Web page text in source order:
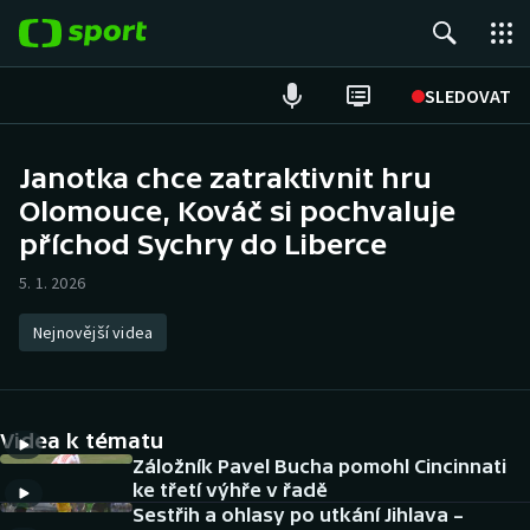
SLEDOVAT
Hokej
Atletika
DALŠÍ SPORTY
Americký fotbal
NEPŘEHLÉDNĚTE
Janotka chce zatraktivnit hru
Olomouce, Kováč si pochvaluje
příchod Sychry do Liberce
5. 1. 2026
Nejnovější videa
Videa k tématu
Záložník Pavel Bucha pomohl Cincinnati
ke třetí výhře v řadě
Sestřih a ohlasy po utkání Jihlava –